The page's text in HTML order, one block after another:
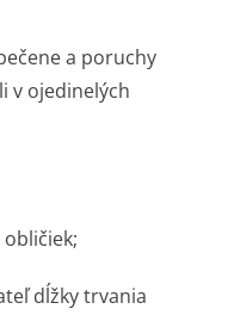
a poruchy
v ojedinelých
dĺžky trvania